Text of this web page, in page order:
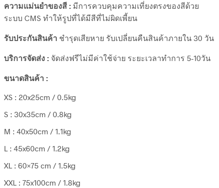
ความแม่นยำของสี : มีการควบคุมความเที่ยงตรงของสีด้วย
ระบบ CMS ทำให้รูปที่ได้มีสีที่ไม่ผิดเพี้ยน
รับประกันสินค้า ชำรุดเสียหาย รับเปลี่ยนคืนสินค้าภายใน 30 วัน
บริการจัดส่ง : จัดส่งฟรีไม่มีค่าใช้จ่าย ระยะเวลาทำการ 5-10วัน
ขนาดสินค้า :
XS : 20x25cm / 0.5kg
S : 30x35cm / 0.8kg
M : 40x50cm / 1.1kg
L : 45x60cm / 1.2kg
XL : 60×75 cm / 1.5kg
XXL : 75x100cm / 1.8kg